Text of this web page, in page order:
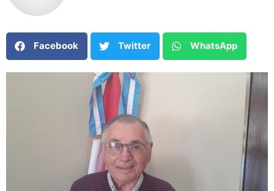
Facebook Twitter WhatsApp